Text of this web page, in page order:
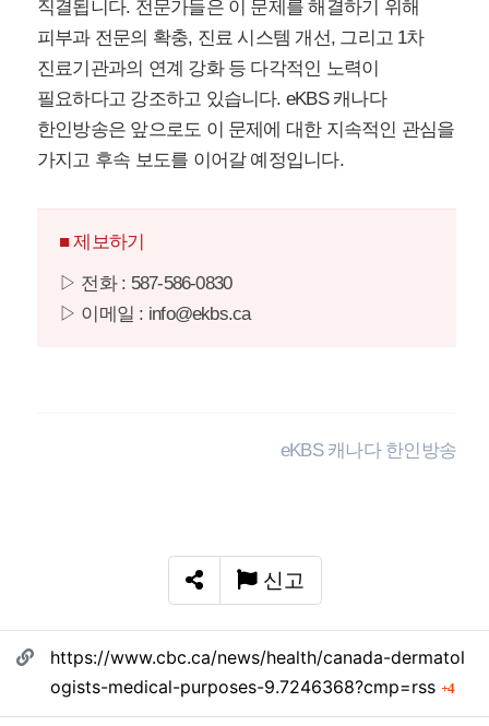
직결됩니다. 전문가들은 이 문제를 해결하기 위해
피부과 전문의 확충, 진료 시스템 개선, 그리고 1차
진료기관과의 연계 강화 등 다각적인 노력이
필요하다고 강조하고 있습니다. eKBS 캐나다
한인방송은 앞으로도 이 문제에 대한 지속적인 관심을
가지고 후속 보도를 이어갈 예정입니다.
■ 제보하기
▷ 전화 : 587-586-0830
▷ 이메일 : info@ekbs.ca
eKBS 캐나다 한인방송
SNS 공유
신고
관련자료
https://www.cbc.ca/news/health/canada-dermatol
ogists-medical-purposes-9.7246368?cmp=rss
4회